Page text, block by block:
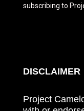
subscribing to
DISCLAIMER
Project